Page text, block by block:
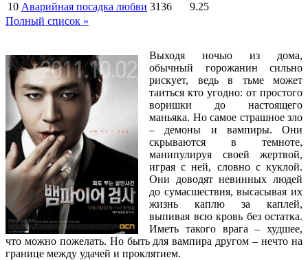
10 Аварийная посадка любви 3136
9.25
Полный список »
Выходя ночью из дома,
обычный горожанин сильно
рискует, ведь в тьме может
таиться кто угодно: от простого
воришки до настоящего
маньяка. Но самое страшное зло
– демоны и вампиры. Они
скрываются в темноте,
манипулируя своей жертвой,
играя с ней, словно с куклой.
Они доводят невинных людей
до сумасшествия, высасывая их
жизнь каплю за каплей,
выпивая всю кровь без остатка.
Иметь такого врага – худшее,
что можно пожелать. Но быть для вампира другом – нечто на
границе между удачей и проклятием.